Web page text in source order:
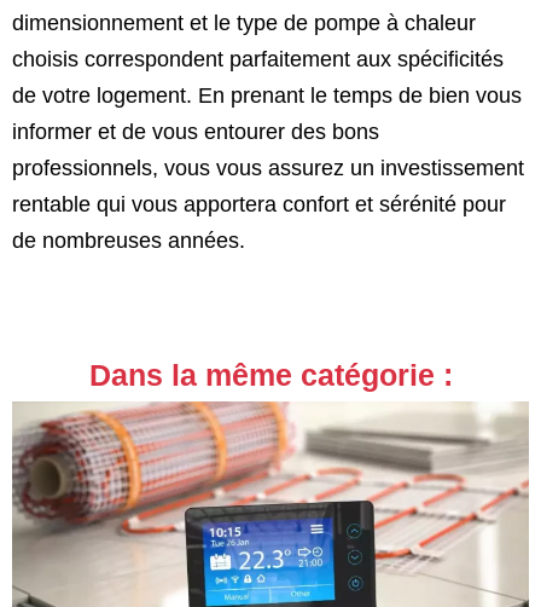
dimensionnement et le type de pompe à chaleur
choisis correspondent parfaitement aux spécificités
de votre logement. En prenant le temps de bien vous
informer et de vous entourer des bons
professionnels, vous vous assurez un investissement
rentable qui vous apportera confort et sérénité pour
de nombreuses années.
Dans la même catégorie :